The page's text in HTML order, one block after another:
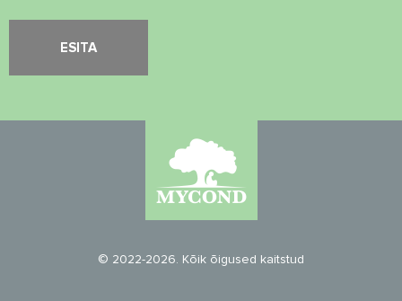
© 2022-2026. Kõik õigused kaitstud